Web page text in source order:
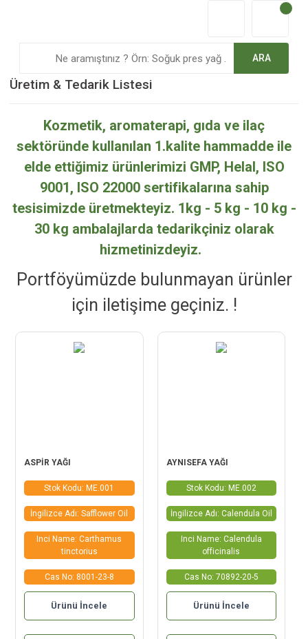
ARA
Üretim & Tedarik Listesi
Kozmetik, aromaterapi, gıda ve ilaç
sektöründe kullanılan 1.kalite hammadde ile
elde ettiğimiz ürünlerimizi GMP, Helal, ISO
9001, ISO 22000 sertifikalarına sahip
tesisimizde üretmekteyiz. 1kg - 5 kg - 10 kg -
30 kg ambalajlarda tedarikçiniz olarak
hizmetinizdeyiz.
Portföyümüzde bulunmayan ürünler
için iletişime geçiniz. !
ASPİR YAĞI
Stok Kodu: ME.001
İngilizce Adı: Safflower Oil
Inci Name: Carthamus
tinctorius
Cas No: 8001-23-8
Ürünü İncele
AYNISEFA YAĞI
Stok Kodu: ME.002
İngilizce Adı: Calendula Oil
Inci Name: Calendula
officinalis
Cas No: 70892-20-5
Ürünü İncele